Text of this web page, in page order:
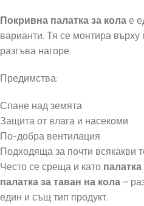
Покривна палатка за кола е
варианти. Тя се монтира
разгъва нагоре.
Предимства:
Спане над земята
Защита от влага и насекоми
По-добра вентилация
Подходяща за почти всякакви
Често се среща и като
палатка за таван на кола –
един и същ тип продукт.